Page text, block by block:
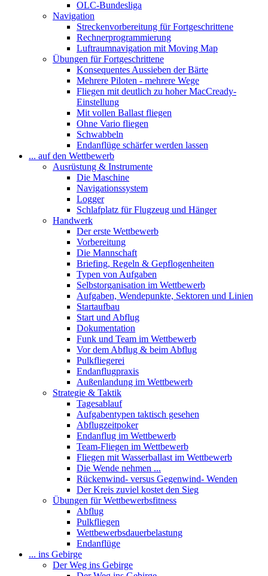
OLC-Bundesliga
Navigation
Streckenvorbereitung für Fortgeschrittene
Rechnerprogrammierung
Luftraumnavigation mit Moving Map
Übungen für Fortgeschrittene
Konsequentes Aussieben der Bärte
Mehrere Piloten - mehrere Wege
Fliegen mit deutlich zu hoher MacCready-
Einstellung
Mit vollen Ballast fliegen
Ohne Vario fliegen
Schwabbeln
Endanflüge schärfer werden lassen
... auf den Wettbewerb
Ausrüstung & Instrumente
Die Maschine
Navigationssystem
Logger
Schlafplatz für Flugzeug und Hänger
Handwerk
Der erste Wettbewerb
Vorbereitung
Die Mannschaft
Briefing, Regeln & Gepflogenheiten
Typen von Aufgaben
Selbstorganisation im Wettbewerb
Aufgaben, Wendepunkte, Sektoren und Linien
Startaufbau
Start und Abflug
Dokumentation
Funk und Team im Wettbewerb
Vor dem Abflug & beim Abflug
Pulkfliegerei
Endanflugpraxis
Außenlandung im Wettbewerb
Strategie & Taktik
Tagesablauf
Aufgabentypen taktisch gesehen
Abflugzeitpoker
Endanflug im Wettbewerb
Team-Fliegen im Wettbewerb
Fliegen mit Wasserballast im Wettbewerb
Die Wende nehmen ...
Rückenwind- versus Gegenwind- Wenden
Der Kreis zuviel kostet den Sieg
Übungen für Wettbewerbsfitness
Abflug
Pulkfliegen
Wettbewerbsdauerbelastung
Endanflüge
... ins Gebirge
Der Weg ins Gebirge